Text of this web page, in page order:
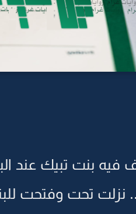
فيه بنت تبيك عند
تحت وفتحت